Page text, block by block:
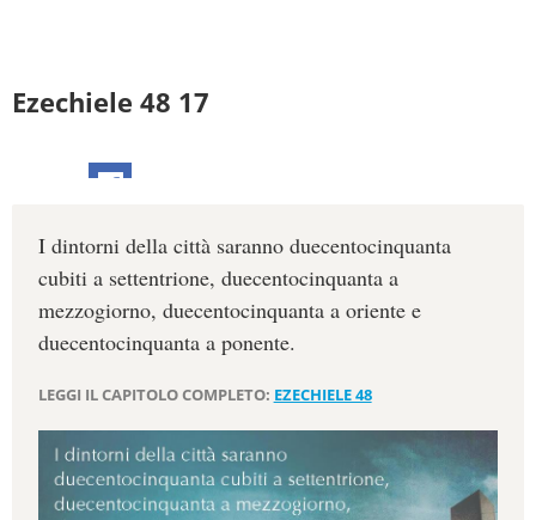
Ezechiele 48 17
I dintorni della città saranno duecentocinquanta
cubiti a settentrione, duecentocinquanta a
mezzogiorno, duecentocinquanta a oriente e
duecentocinquanta a ponente.
LEGGI IL CAPITOLO COMPLETO: EZECHIELE 48